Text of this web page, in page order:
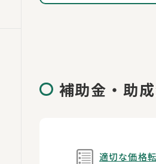
補助金・助
適切な価格